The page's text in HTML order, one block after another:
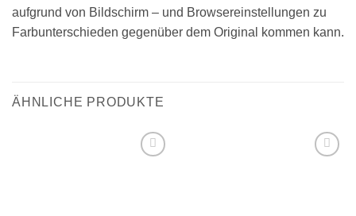
aufgrund von Bildschirm – und Browsereinstellungen zu
Farbunterschieden gegenüber dem Original kommen kann.
ÄHNLICHE PRODUKTE